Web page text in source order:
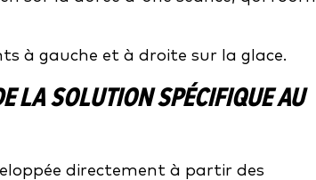
à gauche et à droite sur la glace.
LA SOLUTION SPÉCIFIQUE AU
directement à partir des